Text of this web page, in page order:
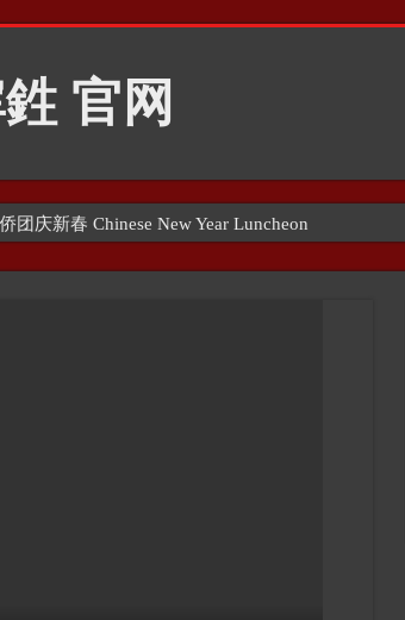
团庆新春 Chinese New Year Luncheon